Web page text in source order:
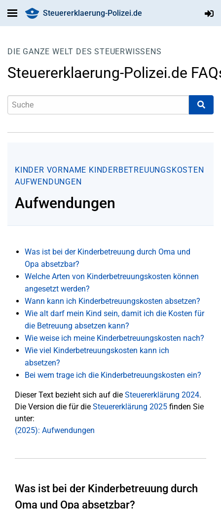
Steuererklaerung-Polizei.de
DIE GANZE WELT DES STEUERWISSENS
Steuererklaerung-Polizei.de
KINDER VORNAME KINDERBETREUUNGSKOSTEN
AUFWENDUNGEN
Aufwendungen
Was ist bei der Kinderbetreuung durch Oma und
Opa absetzbar?
Welche Arten von Kinderbetreuungskosten können
angesetzt werden?
Wann kann ich Kinderbetreuungskosten absetzen?
Wie alt darf mein Kind sein, damit ich die Kosten für
die Betreuung absetzen kann?
Wie weise ich meine Kinderbetreuungskosten nach?
Wie viel Kinderbetreuungskosten kann ich
absetzen?
Bei wem trage ich die Kinderbetreuungskosten ein?
Dieser Text bezieht sich auf die Steuererklärung 2024.
Die Version die für die Steuererklärung 2025 finden Sie
unter:
(2025): Aufwendungen
Was ist bei der Kinderbetreuung durch
Oma und Opa absetzbar?